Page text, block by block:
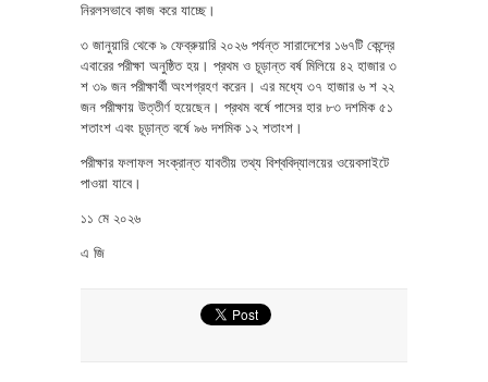
নিরলসভাবে কাজ করে যাচ্ছে।
৩ জানুয়ারি থেকে ৯ ফেব্রুয়ারি ২০২৬ পর্যন্ত সারাদেশের ১৬৭টি কেন্দ্রে
এবারের পরীক্ষা অনুষ্ঠিত হয়। প্রথম ও চূড়ান্ত বর্ষ মিলিয়ে ৪২ হাজার ৩
শ ৩৯ জন পরীক্ষার্থী অংশগ্রহণ করেন। এর মধ্যে ৩৭ হাজার ৬ শ ২২
জন পরীক্ষায় উত্তীর্ণ হয়েছেন। প্রথম বর্ষে পাসের হার ৮৩ দশমিক ৫১
শতাংশ এবং চূড়ান্ত বর্ষে ৯৬ দশমিক ১২ শতাংশ।
পরীক্ষার ফলাফল সংক্রান্ত যাবতীয় তথ্য বিশ্ববিদ্যালয়ের ওয়েবসাইটে
পাওয়া যাবে।
১১ মে ২০২৬
এ জি